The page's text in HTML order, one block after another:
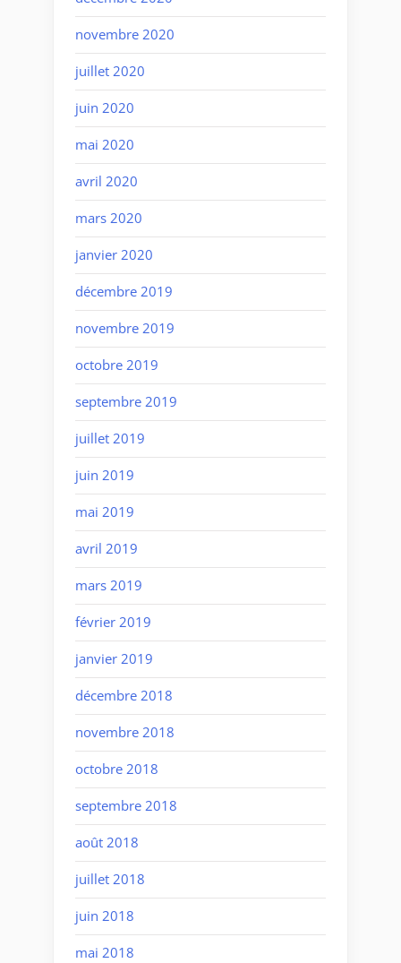
novembre 2020
juillet 2020
juin 2020
mai 2020
avril 2020
mars 2020
janvier 2020
décembre 2019
novembre 2019
octobre 2019
septembre 2019
juillet 2019
juin 2019
mai 2019
avril 2019
mars 2019
février 2019
janvier 2019
décembre 2018
novembre 2018
octobre 2018
septembre 2018
août 2018
juillet 2018
juin 2018
mai 2018